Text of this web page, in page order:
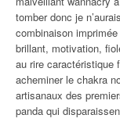
tomber donc je
combinaison
brillant, motivation,
au rire caractéristique
acheminer le chakra
artisanaux des
panda qui